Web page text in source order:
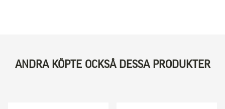
ANDRA KÖPTE OCKSÅ DESSA PRODUKTER